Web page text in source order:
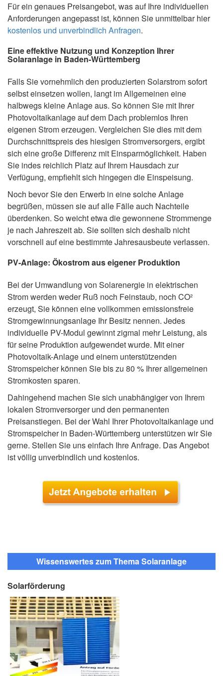
Für ein genaues Preisangebot, was auf Ihre individuellen
Anforderungen angepasst ist, können Sie unmittelbar hier
kostenlos und unverbindlich Anfragen.
Eine effektive Nutzung und Konzeption Ihrer
Solaranlage in Baden-Württemberg
Falls Sie vornehmlich den produzierten Solarstrom sofort
selbst einsetzen wollen, langt im Allgemeinen eine
halbwegs kleine Anlage aus. So können Sie mit Ihrer
Photovoltaikanlage auf dem Dach problemlos Ihren
eigenen Strom erzeugen. Vergleichen Sie dies mit dem
Durchschnittspreis des hiesigen Stromversorgers, ergibt
sich eine große Differenz mit Einsparmöglichkeit. Haben
Sie indes reichlich Platz auf Ihrem Hausdach zur
Verfügung, empfiehlt sich hingegen die Einspeisung.
Noch bevor Sie den Erwerb in eine solche Anlage
begrüßen, müssen sie auf alle Fälle auch Nachteile
überdenken. So weicht etwa die gewonnene Strommenge
je nach Jahreszeit ab. Sie sollten sich deshalb nicht
vorschnell auf eine bestimmte Jahresausbeute verlassen.
PV-Anlage: Ökostrom aus eigener Produktion
Bei der Umwandlung von Solarenergie in elektrischen
Strom werden weder Ruß noch Feinstaub, noch CO²
erzeugt, Sie können eine vollkommen emissionsfreie
Stromgewinnungsanlage Ihr Besitz nennen. Jedes
individuelle PV-Modul gewinnt zigmal mehr Leistung, als
für seine Produktion aufgewendet wurde. Mit einer
Photovoltaik-Anlage und einem unterstützenden
Stromspeicher können Sie bis zu 80 % Ihrer allgemeinen
Stromkosten sparen.
Dahingehend machen Sie sich unabhängiger von Ihrem
lokalen Stromversorger und den permanenten
Preisanstiegen. Bei der Wahl Ihrer Photovoltaikanlage und
Stromspeicher in Baden-Württemberg unterstützen wir Sie
gerne. Stellen Sie uns einfach Ihre Anfrage. Das Angebot
ist völlig unverbindlich und kostenlos.
Wissenswertes zum Thema Solaranlage
Solarförderung